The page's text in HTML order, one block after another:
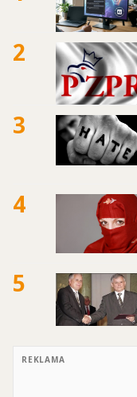
2
3
4
5
REKLAMA